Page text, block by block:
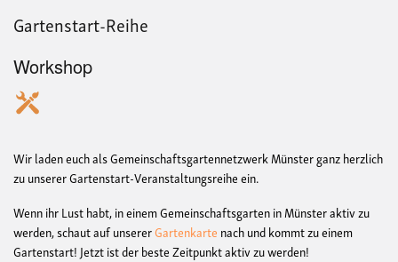
Gartenstart-Reihe
Workshop
Wir laden euch als Gemeinschaftsgartennetzwerk Münster ganz herzlich
zu unserer Gartenstart-Veranstaltungsreihe ein.
Wenn ihr Lust habt, in einem Gemeinschaftsgarten in Münster aktiv zu
werden, schaut auf unsererGartenkarte nach und kommt zu einem
Gartenstart! Jetzt ist der beste Zeitpunkt aktiv zu werden!